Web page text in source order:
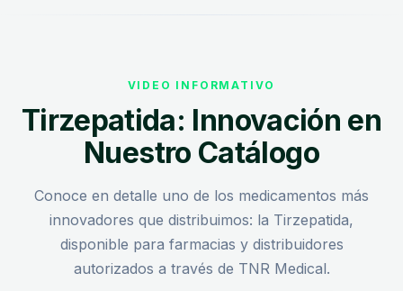
VIDEO INFORMATIVO
Tirzepatida: Innovación en
Nuestro Catálogo
Conoce en detalle uno de los medicamentos más
innovadores que distribuimos: la Tirzepatida,
disponible para farmacias y distribuidores
autorizados a través de TNR Medical.